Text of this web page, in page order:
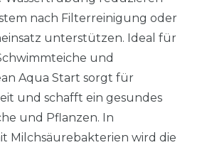
nach Filterreinigung oder
unterstützen. Ideal für
und
Aqua Start sorgt für
und schafft ein gesundes
und Pflanzen. In
Milchsäurebakterien wird die